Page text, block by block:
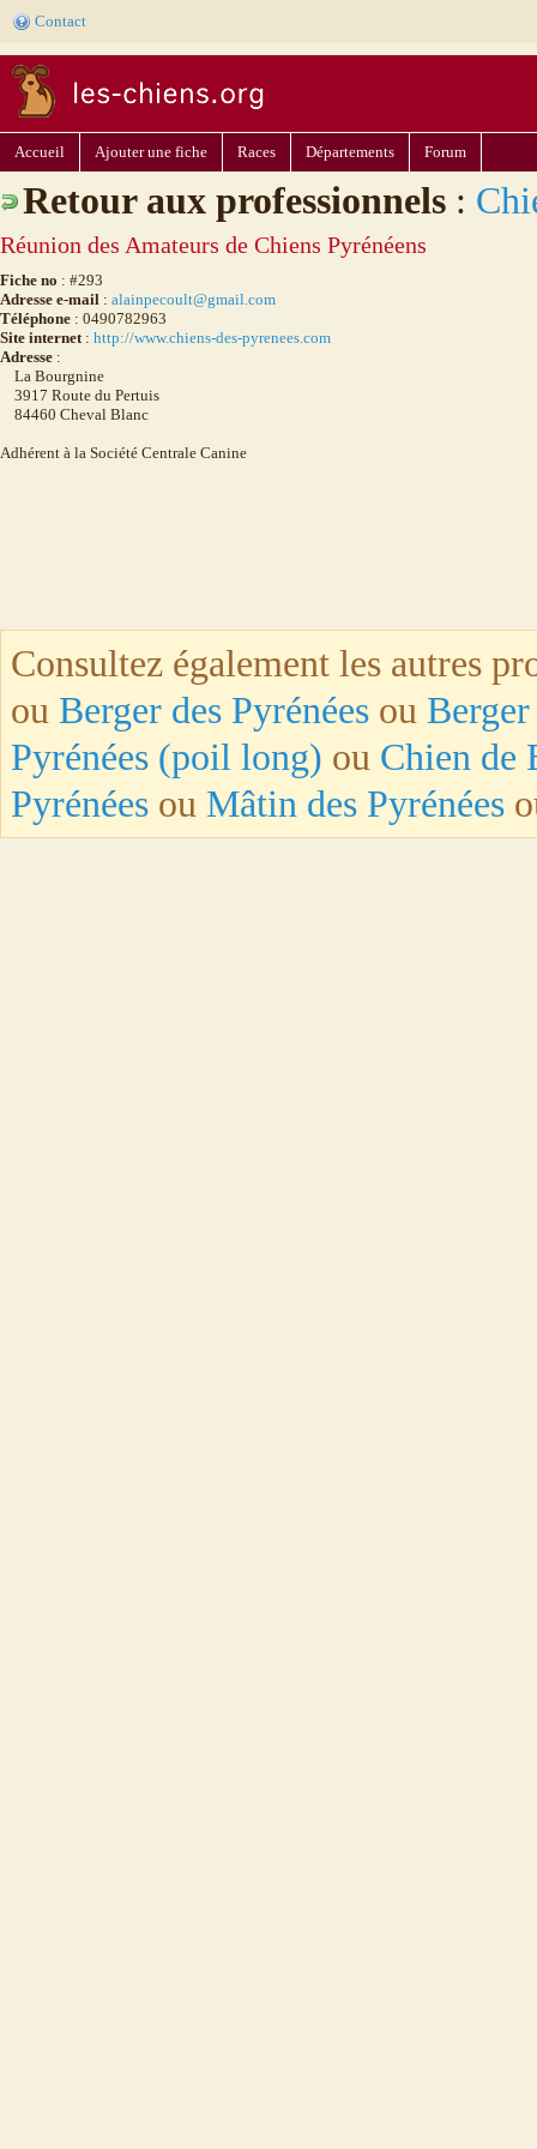
Contact
Accueil Ajouter une fiche Races Départements Forum
Retour aux professionnels :
Réunion des Amateurs de Chiens Pyrénéens
Fiche no : #293
Adresse e-mail : alainpecoult@gmail.com
Téléphone : 0490782963
Site internet: http://www.chiens-des-pyrenees.com
Adresse :
La Bourgnine
3917 Route du Pertuis
84460 Cheval Blanc
Adhérent à la Société Centrale Canine
Consultez également les autres
ou Berger des Pyrénées ou
Pyrénées (poil long) ou Chien de
Pyrénées ou Mâtin des Pyrénées